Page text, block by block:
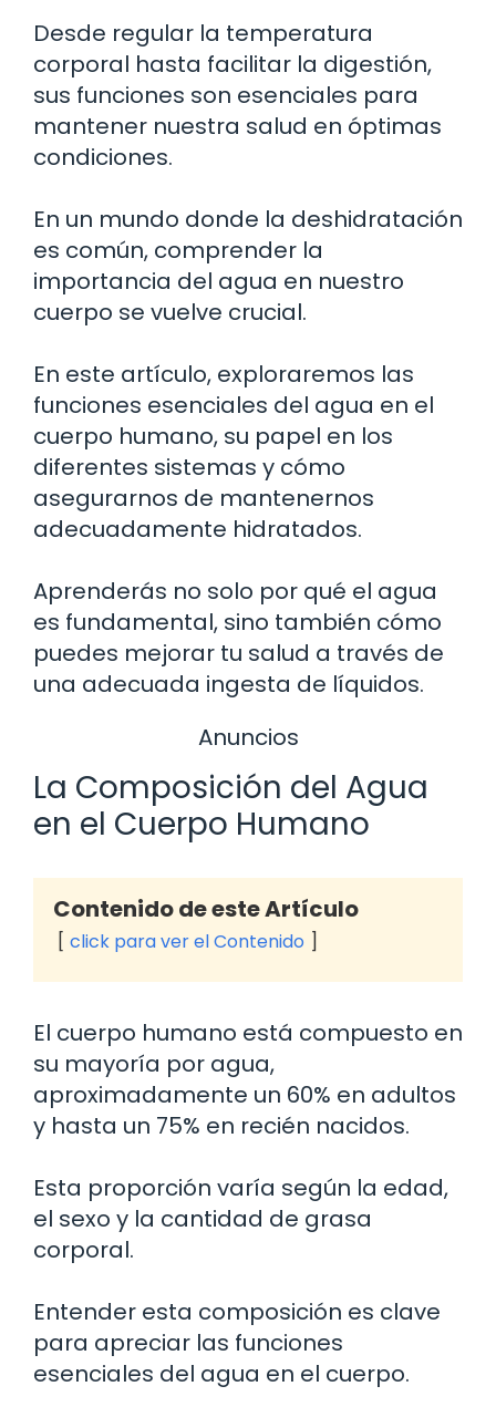
Desde regular la temperatura
corporal hasta facilitar la digestión,
sus funciones son esenciales para
mantener nuestra salud en óptimas
condiciones.
En un mundo donde la deshidratación
es común, comprender la
importancia del agua en nuestro
cuerpo se vuelve crucial.
En este artículo, exploraremos las
funciones esenciales del agua en el
cuerpo humano, su papel en los
diferentes sistemas y cómo
asegurarnos de mantenernos
adecuadamente hidratados.
Aprenderás no solo por qué el agua
es fundamental, sino también cómo
puedes mejorar tu salud a través de
una adecuada ingesta de líquidos.
Anuncios
La Composición del Agua
en el Cuerpo Humano
Contenido de este Artículo
click para ver el Contenido
El cuerpo humano está compuesto en
su mayoría por agua,
aproximadamente un 60% en adultos
y hasta un 75% en recién nacidos.
Esta proporción varía según la edad,
el sexo y la cantidad de grasa
corporal.
Entender esta composición es clave
para apreciar las funciones
esenciales del agua en el cuerpo.